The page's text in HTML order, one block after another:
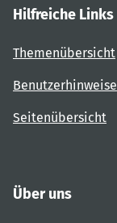
Hilfreiche Links
Themenübersicht
Benutzerhinweise
Seitenübersicht
Über uns